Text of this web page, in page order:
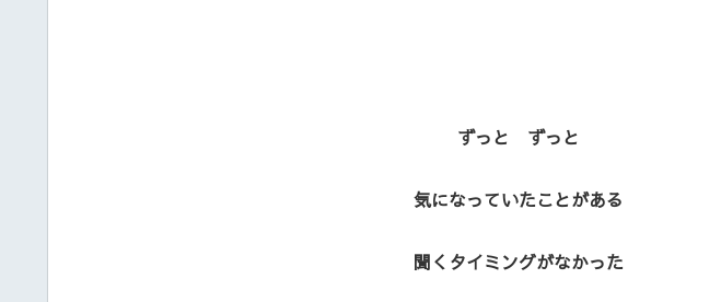
ずっと ずっと
気になっていたことがある
聞くタイミングがなかった